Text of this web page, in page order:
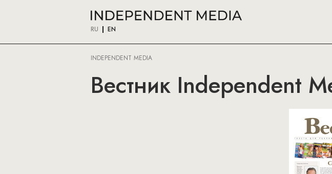
RU EN
INDEPENDENT MEDIA
Вестник Independent